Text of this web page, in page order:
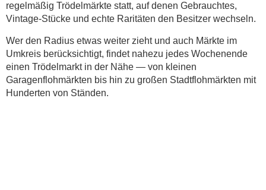
regelmäßig Trödelmärkte statt, auf denen Gebrauchtes,
Vintage-Stücke und echte Raritäten den Besitzer wechseln.
Wer den Radius etwas weiter zieht und auch Märkte im
Umkreis berücksichtigt, findet nahezu jedes Wochenende
einen Trödelmarkt in der Nähe — von kleinen
Garagenflohmärkten bis hin zu großen Stadtflohmärkten mit
Hunderten von Ständen.